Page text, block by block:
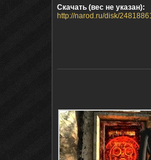
Скачать (вес не указан):
http://narod.ru/disk/